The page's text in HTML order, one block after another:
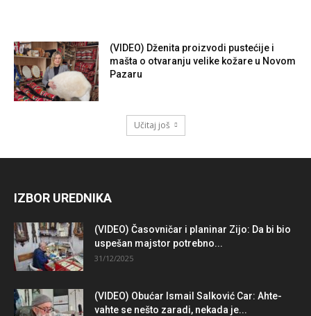
(VIDEO) Dženita proizvodi pustećije i
mašta o otvaranju velike kožare u Novom
Pazaru
Učitaj još
IZBOR UREDNIKA
(VIDEO) Časovničar i planinar Zijo: Da bi bio
uspešan majstor potrebno...
31/12/2025
(VIDEO) Obućar Ismail Salković Car: Ahte-
vahte se nešto zaradi, nekada je...